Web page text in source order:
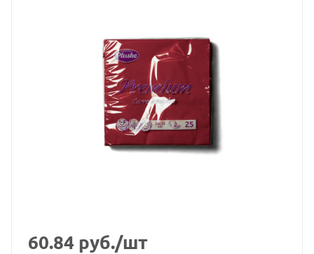
60.84 руб./шт